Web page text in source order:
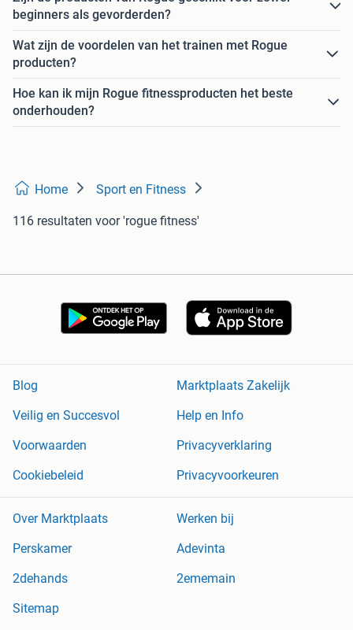
beginners als gevorderden?
Wat zijn de voordelen van het trainen met Rogue
producten?
Hoe kan ik mijn Rogue fitnessproducten het beste
onderhouden?
Home Sport en Fitness
116 resultaten voor 'rogue fitness'
Blog
Marktplaats Zakelijk
Veilig en Succesvol
Help en Info
Voorwaarden
Privacyverklaring
Cookiebeleid
Privacyvoorkeuren
Over Marktplaats
Werken bij
Perskamer
Adevinta
2dehands
2ememain
Sitemap